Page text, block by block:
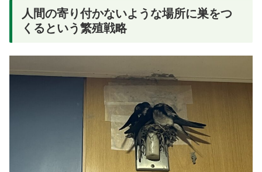
人間の寄り付かないような場所に巣をつ
くるという繁殖戦略